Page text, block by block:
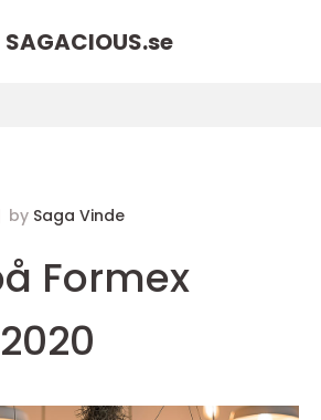
SAGACIOUS.se
by Saga Vinde
Formex